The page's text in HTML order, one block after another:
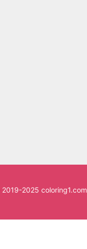
2025 coloring1.com